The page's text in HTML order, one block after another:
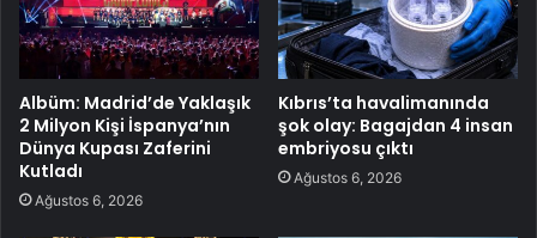
Albüm: Madrid’de Yaklaşık
2 Milyon Kişi İspanya’nın
Dünya Kupası Zaferini
Kutladı
Ağustos 6, 2026
Kıbrıs’ta havalimanında
şok olay: Bagajdan 4 insan
embriyosu çıktı
Ağustos 6, 2026